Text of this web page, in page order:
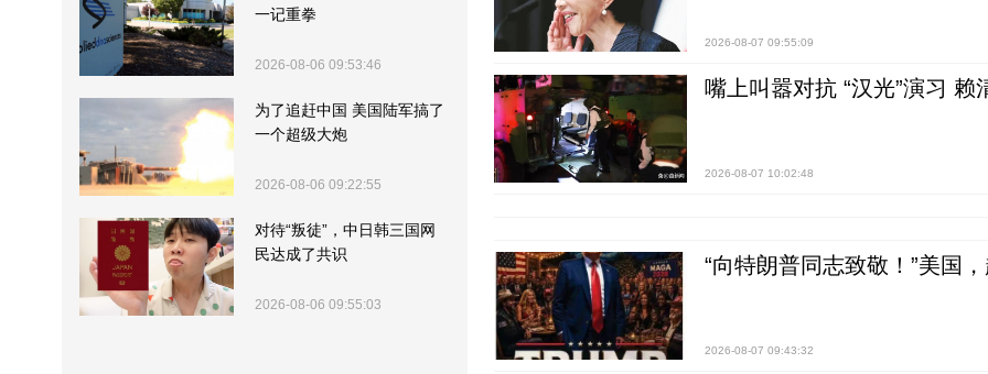
一记重拳
2026-08-06 09:53:46
为了追赶中国 美国陆军搞了
一个超级大炮
2026-08-06 09:22:55
对待“叛徒”，中日韩三国网
民达成了共识
2026-08-06 09:55:03
2026-08-07 09:55:09
嘴上叫嚣对抗 “汉光”演习 赖
2026-08-07 10:02:48
“向特朗普同志致敬！”美国
2026-08-07 09:43:32